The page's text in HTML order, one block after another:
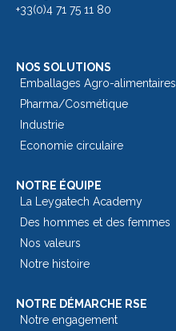
+33(0)4 71 75 11 80
NOS SOLUTIONS
Emballages Agro-alimentaires
Pharma/Cosmétique
Industrie
Economie circulaire
NOTRE ÉQUIPE
La Leygatech Academy
Des hommes et des femmes
Nos valeurs
Notre histoire
NOTRE DÉMARCHE RSE
Notre engagement